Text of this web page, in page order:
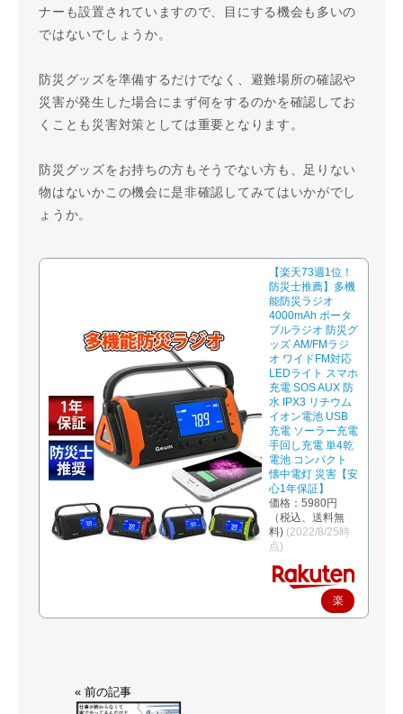
ナーも設置されていますので、目にする機会も多いの
ではないでしょうか。
防災グッズを準備するだけでなく、避難場所の確認や
災害が発生した場合にまず何をするのかを確認してお
くことも災害対策としては重要となります。
防災グッズをお持ちの方もそうでない方も、足りない
物はないかこの機会に是非確認してみてはいかがでし
ょうか。
【楽天73週1位！
防災士推薦】多機
能防災ラジオ
4000mAh ポータ
ブルラジオ 防災グ
ッズ AM/FMラジ
オ ワイドFM対応
LEDライト スマホ
充電 SOS AUX 防
水 IPX3 リチウム
イオン電池 USB
充電 ソーラー充電
手回し充電 単4乾
電池 コンパクト
懐中電灯 災害【安
心1年保証】
価格：5980円
（税込、送料無
料) (2022/8/25時
点)
楽
« 前の記事